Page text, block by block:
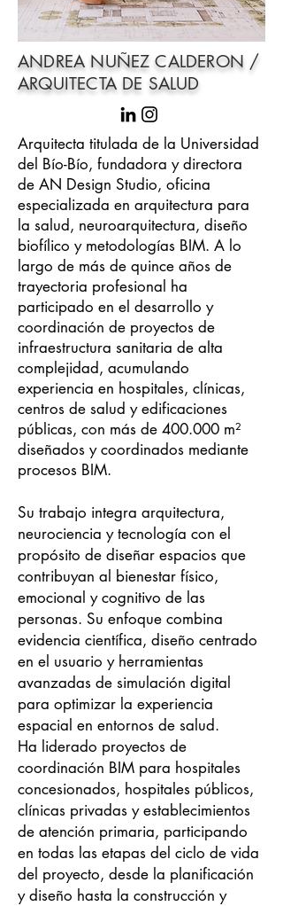
ANDREA NUÑEZ CALDERON /
ARQUITECTA DE SALUD
Arquitecta titulada de la Universidad
del Bío-Bío, fundadora y directora
de AN Design Studio, oficina
especializada en arquitectura para
la salud, neuroarquitectura, diseño
biofílico y metodologías BIM. A lo
largo de más de quince años de
trayectoria profesional ha
participado en el desarrollo y
coordinación de proyectos de
infraestructura sanitaria de alta
complejidad, acumulando
experiencia en hospitales, clínicas,
centros de salud y edificaciones
públicas, con más de 400.000 m²
diseñados y coordinados mediante
procesos BIM.
Su trabajo integra arquitectura,
neurociencia y tecnología con el
propósito de diseñar espacios que
contribuyan al bienestar físico,
emocional y cognitivo de las
personas. Su enfoque combina
evidencia científica, diseño centrado
en el usuario y herramientas
avanzadas de simulación digital
para optimizar la experiencia
espacial en entornos de salud.
Ha liderado proyectos de
coordinación BIM para hospitales
concesionados, hospitales públicos,
clínicas privadas y establecimientos
de atención primaria, participando
en todas las etapas del ciclo de vida
del proyecto, desde la planificación
y diseño hasta la construcción y